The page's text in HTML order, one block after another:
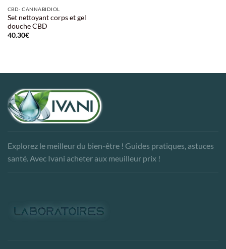
CBD- CANNABIDIOL
Set nettoyant corps et gel
douche CBD
40.30€
Explorez le meilleur du bien-être ! Guides pratiques, astuces
santé. Avec Ivani acheter aux meuilleur prix !